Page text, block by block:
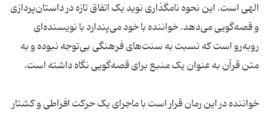
الهی است. این نحوه نامگذاری نوید یک اتفاق تازه در داستان‌پردازی
و قصه‌گویی می‌دهد. خواننده با خود می‌پندارد با نویسنده‌ای
روبه‌رو است که نسبت به سنت‌های فرهنگی بی‌توجه نبوده و به
متن قرآن به عنوان یک منبع برای قصه‌گویی نگاه داشته است.
خواننده در این رمان قرار است با ماجرای یک حرکت افراطی و کشتار